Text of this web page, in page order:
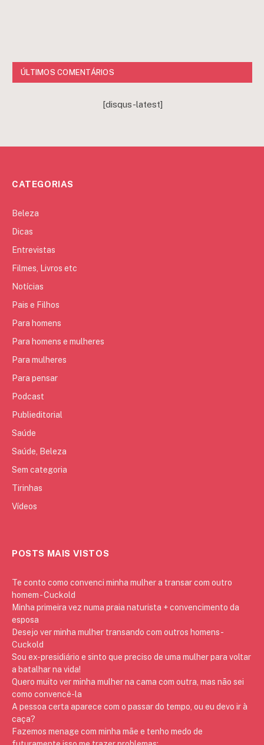
ÚLTIMOS COMENTÁRIOS
[disqus-latest]
CATEGORIAS
Beleza
Dicas
Entrevistas
Filmes, Livros etc
Notícias
Pais e Filhos
Para homens
Para homens e mulheres
Para mulheres
Para pensar
Podcast
Publieditorial
Saúde
Saúde, Beleza
Sem categoria
Tirinhas
Vídeos
POSTS MAIS VISTOS
Te conto como convenci minha mulher a transar com outro
homem - Cuckold
Minha primeira vez numa praia naturista + convencimento da
esposa
Desejo ver minha mulher transando com outros homens -
Cuckold
Sou ex-presidiário e sinto que preciso de uma mulher para voltar
a batalhar na vida!
Quero muito ver minha mulher na cama com outra, mas não sei
como convencê-la
A pessoa certa aparece com o passar do tempo, ou eu devo ir à
caça?
Fazemos menage com minha mãe e tenho medo de